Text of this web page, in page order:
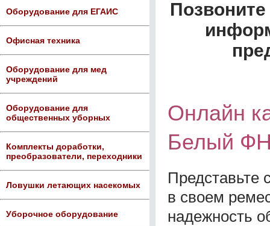
Оборудование для ЕГАИС
Офисная техника
Оборудование для мед
учреждений
Оборудование для
общественных уборных
Комплекты доработки,
преобразователи, переходники
Ловушки летающих насекомых
Уборочное оборудование
Онлайн
Белый
Представьте
в своем
надежность